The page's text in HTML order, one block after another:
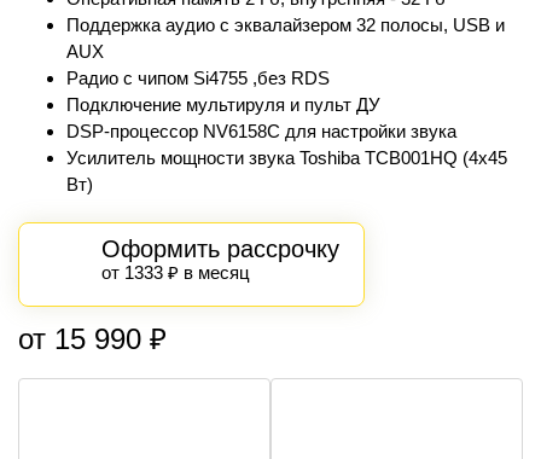
Поддержка аудио с эквалайзером 32 полосы, USB и
AUX
Радио с чипом Si4755 ,без RDS
Подключение мультируля и пульт ДУ
DSP-процессор NV6158С для настройки звука
Усилитель мощности звука Toshiba TCB001HQ (4x45
Вт)
Оформить рассрочку
от 1333 ₽ в месяц
от 15 990 ₽